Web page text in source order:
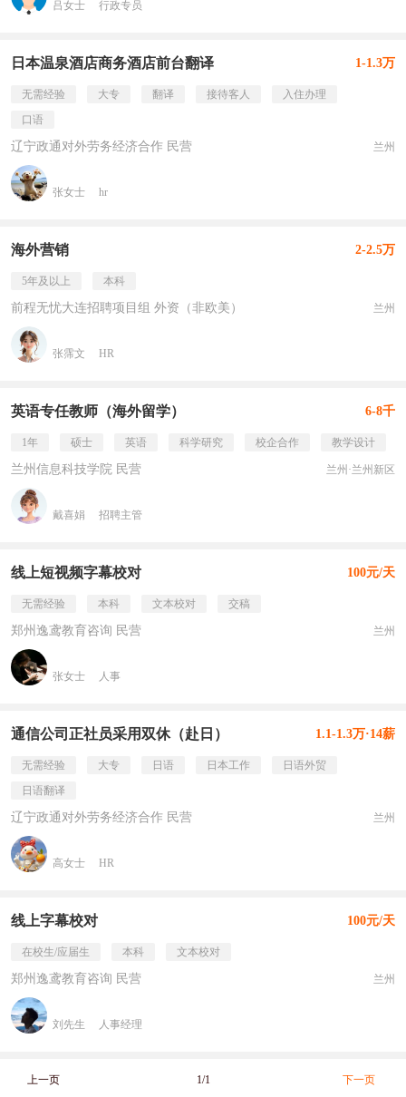
吕女士 行政专员
日本温泉酒店商务酒店前台翻译 1-1.3万
无需经验 大专 翻译 接待客人
入住办理
口语
辽宁政通对外劳务经济合作 民营 兰州
张女士 hr
海外营销 2-2.5万
5年及以上 本科
前程无忧大连招聘项目组 外资（非欧美） 兰州
张霈文 HR
英语专任教师（海外留学） 6-8千
1年 硕士 英语 科学研究 校企合作 教学设计
兰州信息科技学院 民营 兰州·兰州新区
戴喜娟 招聘主管
线上短视频字幕校对 100元/天
无需经验 本科 文本校对 交稿
郑州逸鸢教育咨询 民营 兰州
张女士 人事
通信公司正社员采用双休（赴日） 1.1-1.3万·14薪
无需经验 大专 日语 日本工作
日语外贸
日语翻译
辽宁政通对外劳务经济合作 民营 兰州
高女士 HR
线上字幕校对 100元/天
在校生/应届生 本科 文本校对
郑州逸鸢教育咨询 民营 兰州
刘先生 人事经理
上一页 1/1 下一页